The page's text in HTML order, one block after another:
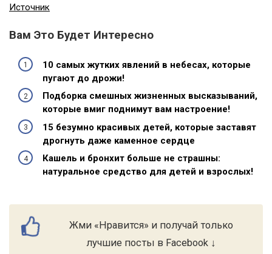
Источник
Вам Это Будет Интересно
10 самых жутких явлений в небесах, которые
пугают до дрожи!
Подборка смешных жизненных высказываний,
которые вмиг поднимут вам настроение!
15 безумно красивых детей, которые заставят
дрогнуть даже каменное сердце
Кашель и бронхит больше не страшны:
натуральное средство для детей и взрослых!
Жми «Нравится» и получай только
лучшие посты в Facebook ↓